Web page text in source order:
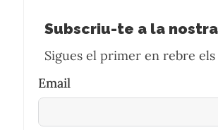
Subscriu-te a la
Sigues el primer en rebre
Email